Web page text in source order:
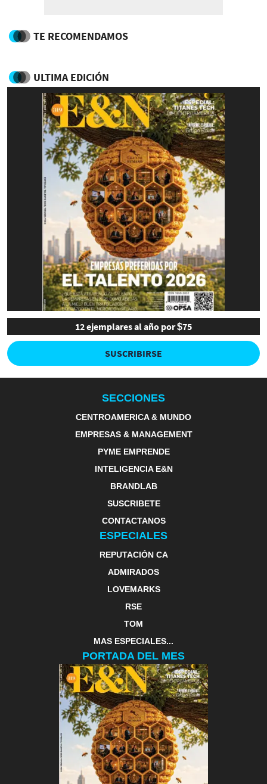
TE RECOMENDAMOS
ULTIMA EDICIÓN
12 ejemplares al año por $75
SUSCRIBIRSE
SECCIONES
CENTROAMERICA & MUNDO
EMPRESAS & MANAGEMENT
PYME EMPRENDE
INTELIGENCIA E&N
BRANDLAB
SUSCRIBETE
CONTACTANOS
ESPECIALES
REPUTACIÓN CA
ADMIRADOS
LOVEMARKS
RSE
TOM
MAS ESPECIALES...
PORTADA DEL MES